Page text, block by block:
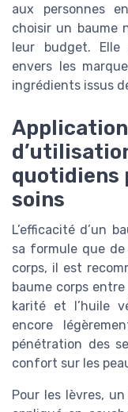
aux personnes
choisir un baume
leur budget. Elle
envers les
ingrédients issus
quotidiens
soins
L’efficacité d’un
sa formule que
corps, il est
baume corps
karité et l’huile
encore
pénétration des
confort sur les
Pour les lèvres,